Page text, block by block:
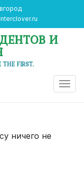
И
THE FIRST.
ничего не